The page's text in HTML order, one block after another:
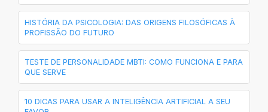
HISTÓRIA DA PSICOLOGIA: DAS ORIGENS FILOSÓFICAS À
PROFISSÃO DO FUTURO
TESTE DE PERSONALIDADE MBTI: COMO FUNCIONA E PARA
QUE SERVE
10 DICAS PARA USAR A INTELIGÊNCIA ARTIFICIAL A SEU